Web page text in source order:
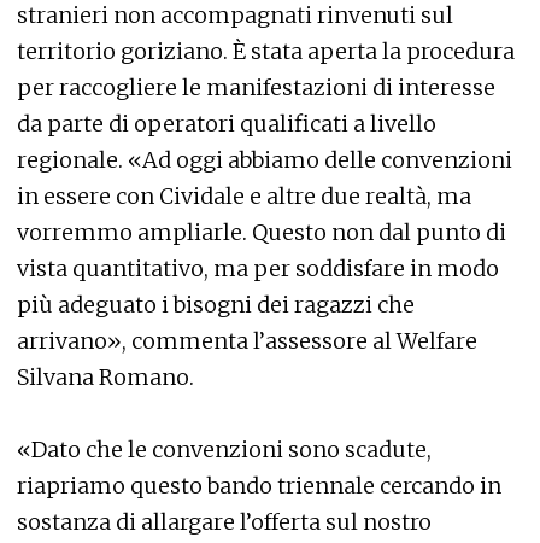
stranieri non accompagnati rinvenuti sul
territorio goriziano. È stata aperta la procedura
per raccogliere le manifestazioni di interesse
da parte di operatori qualificati a livello
regionale. «Ad oggi abbiamo delle convenzioni
in essere con Cividale e altre due realtà, ma
vorremmo ampliarle. Questo non dal punto di
vista quantitativo, ma per soddisfare in modo
più adeguato i bisogni dei ragazzi che
arrivano», commenta l’assessore al Welfare
Silvana Romano.
«Dato che le convenzioni sono scadute,
riapriamo questo bando triennale cercando in
sostanza di allargare l’offerta sul nostro